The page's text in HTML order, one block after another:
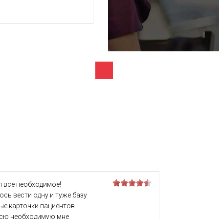
все необходимое!
вести одну и туже базу
карточки пациентов.
необходимую мне